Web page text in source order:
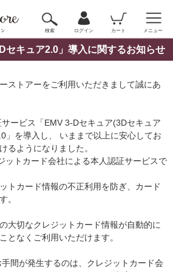
検索 ログイン カート メニュー
セキュア2.0」導入に関するお知らせ
ストアーをご利用いただきまして誠にあ
ービス「EMV 3-Dセキュア(3Dセキュア
を導入し、 いままで以上に安心してお
るようになりました。
ットカード会社による本人認証サービスで
トカード情報の不正利用を防ぎ、カード
。
大切なクレジットカード情報が自動的に
となくご利用いただけます。
間が発生するのは、クレジットカード会